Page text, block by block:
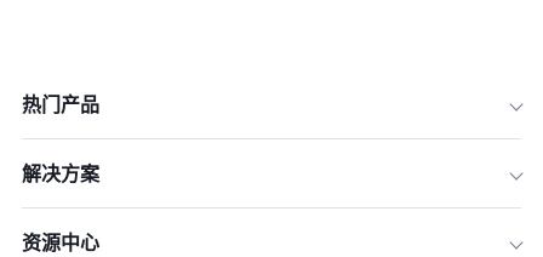
热门产品
解决方案
资源中心